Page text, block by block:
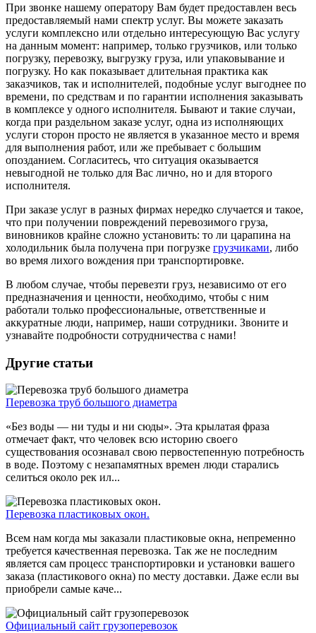
При звонке нашему оператору Вам будет предоставлен весь
предоставляемый нами спектр услуг. Вы можете заказать
услуги комплексно или отдельно интересующую Вас услугу
на данным момент: например, только грузчиков, или только
погрузку, перевозку, выгрузку груза, или упаковывание и
погрузку. Но как показывает длительная практика как
заказчиков, так и исполнителей, подобные услуг выгоднее по
времени, по средствам и по гарантии исполнения заказывать
в комплексе у одного исполнителя. Бывают и такие случаи,
когда при раздельном заказе услуг, одна из исполняющих
услуги сторон просто не является в указанное место и время
для выполнения работ, или же пребывает с большим
опозданием. Согласитесь, что ситуация оказывается
невыгодной не только для Вас лично, но и для второго
исполнителя.
При заказе услуг в разных фирмах нередко случается и такое,
что при получении повреждений перевозимого груза,
виновников крайне сложно установить: то ли царапина на
холодильник была получена при погрузке грузчиками, либо
во время лихого вождения при транспортировке.
В любом случае, чтобы перевезти груз, независимо от его
предназначения и ценности, необходимо, чтобы с ним
работали только профессиональные, ответственные и
аккуратные люди, например, наши сотрудники. Звоните и
узнавайте подробности сотрудничества с нами!
Другие статьи
Перевозка труб большого диаметра
«Без воды — ни туды и ни сюды». Эта крылатая фраза
отмечает факт, что человек всю историю своего
существования осознавал свою первостепенную потребность
в воде. Поэтому с незапамятных времен люди старались
селиться около рек ил...
Перевозка пластиковых окон.
Всем нам когда мы заказали пластиковые окна, непременно
требуется качественная перевозка. Так же не последним
является сам процесс транспортировки и установки вашего
заказа (пластикового окна) по месту доставки. Даже если вы
приобрели самые каче...
Официальный сайт грузоперевозок